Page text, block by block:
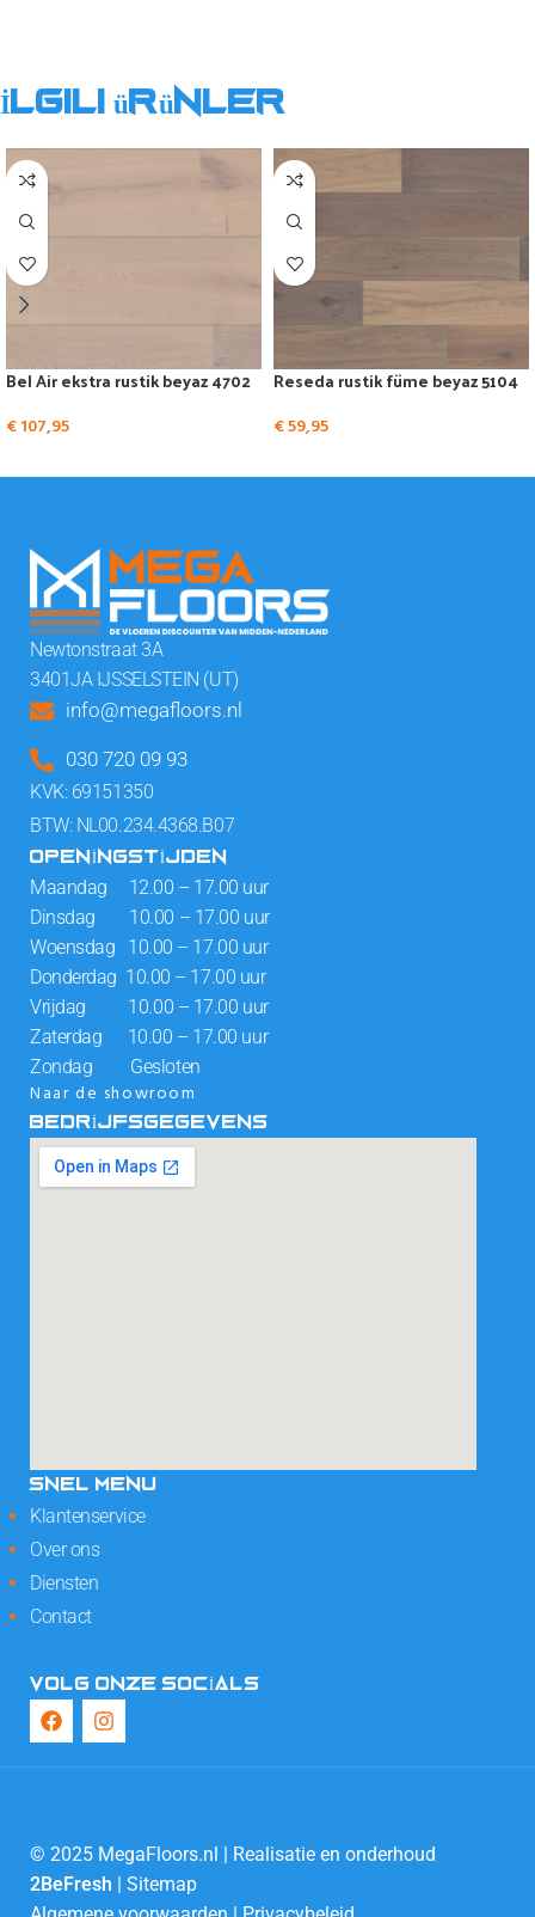
İlgili ürünler
Bel Air ekstra rustik beyaz 4702
€107,95
Reseda rustik füme beyaz 5104
€59,95
Newtonstraat 3A
3401JA IJSSELSTEIN (UT)
info@megafloors.nl
030 720 09 93
KVK: 69151350
BTW: NL00.234.4368.B07
OPENINGSTIJDEN
Maandag 12.00 – 17.00 uur
Dinsdag 10.00 – 17.00 uur
Woensdag 10.00 – 17.00 uur
Donderdag 10.00 – 17.00 uur
Vrijdag 10.00 – 17.00 uur
Zaterdag 10.00 – 17.00 uur
Zondag Gesloten
Naar de showroom
BEDRIJFSGEGEVENS
SNEL MENU
Klantenservice
Over ons
Diensten
Contact
VOLG ONZE SOCIALS
© 2025 MegaFloors.nl | Realisatie en onderhoud
2BeFresh | Sitemap